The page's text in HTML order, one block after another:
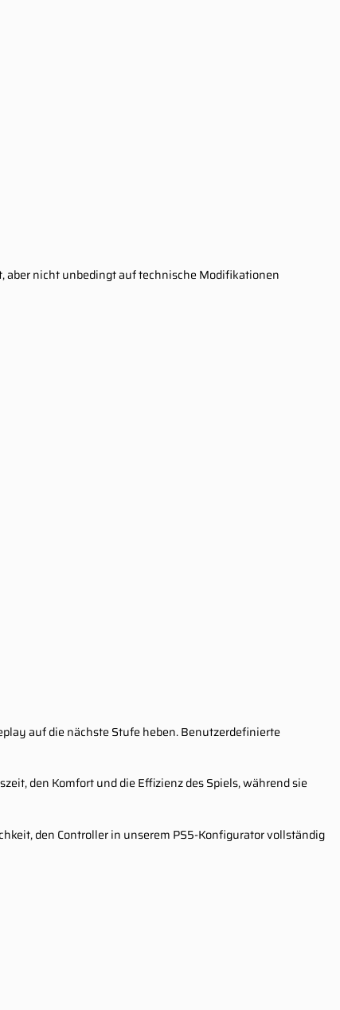
aber nicht unbedingt auf technische Modifikationen
auf die nächste Stufe heben. Benutzerdefinierte
den Komfort und die Effizienz des Spiels, während sie
den Controller in unserem PS5-Konfigurator vollständig